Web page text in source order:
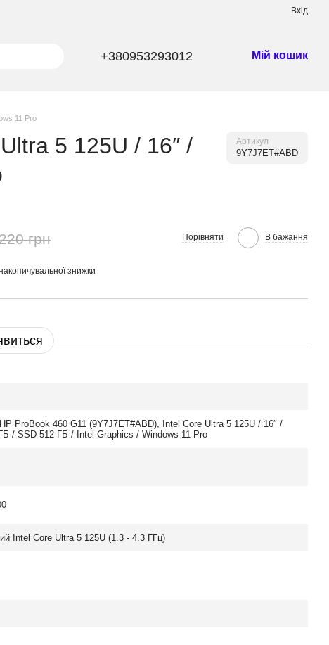
Вхід
+380953293012 Мій кошик
11 Pro
5 125U / 16″ /
Артикул
9Y7J7ET#ABD
грн Порівняти В бажання
знижки
ProBook 460 G11 (9Y7J7ET#ABD), Intel Core Ultra 5 125U / 16″ /
/ SSD 512 ГБ / Intel Graphics / Windows 11 Pro
Intel Core Ultra 5 125U (1.3 - 4.3 ГГц)